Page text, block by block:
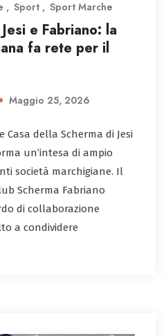
Sport Sport Marche
e Fabriano: la
fa rete per il
Maggio 25, 2026
Casa della Scherma di Jesi
un’intesa di ampio
società marchigiane. Il
Scherma Fabriano
di collaborazione
a condividere